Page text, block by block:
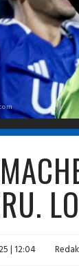
| 12:04